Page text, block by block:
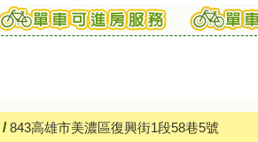
/843高雄市美濃區復興街1段58巷5號